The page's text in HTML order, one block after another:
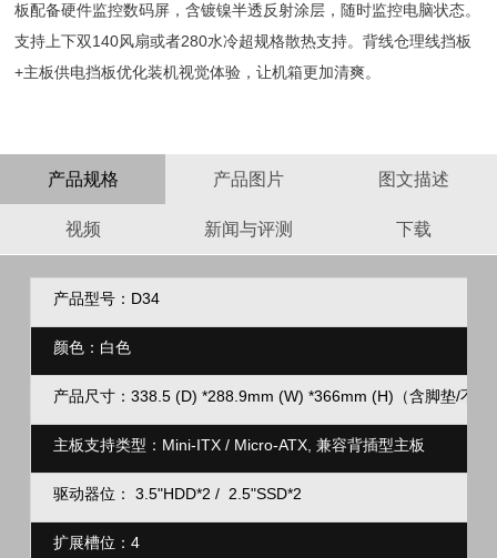
板配备硬件监控数码屏，含镀镍半透反射涂层，随时监控电脑状态。
支持上下双140风扇或者280水冷超规格散热支持。背线仓理线挡板
+主板供电挡板优化装机视觉体验，让机箱更加清爽。
产品规格 产品图片 图文描述
视频 新闻与评测 下载
产品型号：D34
颜色：白色
产品尺寸：338.5 (D) *288.9mm (W) *366mm (H)（含脚垫/不含
主板支持类型：Mini-ITX / Micro-ATX, 兼容背插型主板
驱动器位： 3.5"HDD*2 / 2.5"SSD*2
扩展槽位：4